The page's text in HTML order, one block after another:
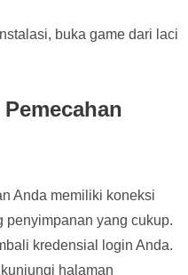
buka game dari laci
Anda memiliki koneksi
penyimpanan yang cukup.
kredensial login Anda.
halaman